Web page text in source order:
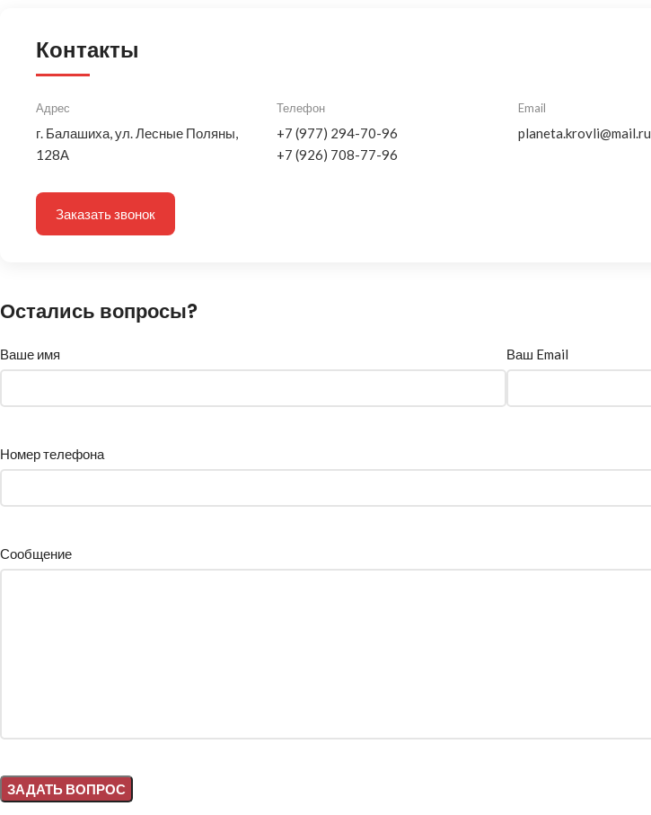
Контакты
Адрес
г. Балашиха, ул. Лесные Поляны,
128А
Телефон
+7 (977) 294-70-96
+7 (926) 708-77-96
Email
planeta.krovli@mail.ru
Заказать звонок
Остались вопросы?
Ваше имя Ваш Email
Номер телефона
Сообщение